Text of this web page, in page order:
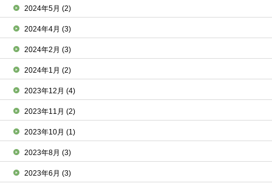
2024年5月(2)
2024年4月(3)
2024年2月(3)
2024年1月(2)
2023年12月(4)
2023年11月(2)
2023年10月(1)
2023年8月(3)
2023年6月(3)